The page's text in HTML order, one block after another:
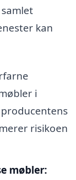
kan
i
risikoen
møbler: